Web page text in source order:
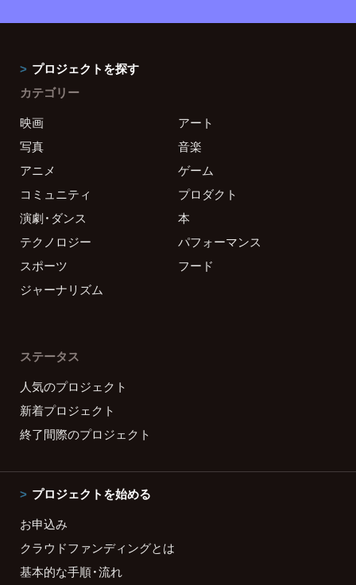
プロジェクトを探す
カテゴリー
映画
アート
写真
音楽
アニメ
ゲーム
コミュニティ
プロダクト
演劇・ダンス
本
テクノロジー
パフォーマンス
スポーツ
フード
ジャーナリズム
ステータス
人気のプロジェクト
新着プロジェクト
終了間際のプロジェクト
プロジェクトを始める
お申込み
クラウドファンディングとは
基本的な手順・流れ